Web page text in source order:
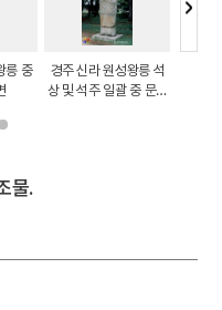
물.
릉 중
경주 신라 원성왕릉 석
상 및 석주 일괄 중 문인